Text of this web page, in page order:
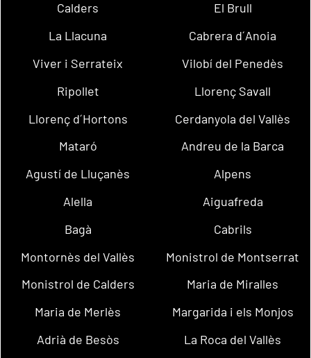
Calders
El Brull
La Llacuna
Cabrera d´Anoia
Viver i Serrateix
Vilobí del Penedès
Ripollet
Llorenç Savall
Llorenç d´Hortons
Cerdanyola del Vallès
Mataró
Andreu de la Barca
Agustí de Lluçanès
Alpens
Alella
Aiguafreda
Bagà
Cabrils
Montornès del Vallès
Monistrol de Montserrat
Monistrol de Calders
Maria de Miralles
Maria de Merlès
Margarida i els Monjos
Adrià de Besòs
La Roca del Vallès